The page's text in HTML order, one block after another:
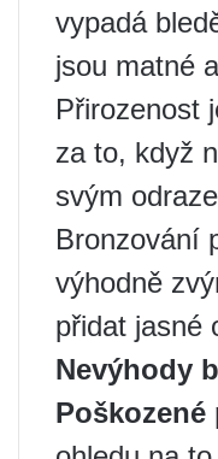
vypadá
jsou matné
Přirozenost
za to, když
svým
Bronzování
výhodně
přidat jasné
Nevýhody
Poškozené